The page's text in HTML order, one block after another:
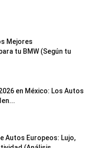
Mejores
tu BMW (Según tu
en México: Los Autos
Autos Europeos: Lujo,